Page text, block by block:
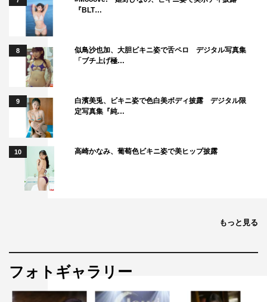
『BLT…
8
似鳥沙也加、大胆ビキニ姿で舌ペロ デジタル写真集
「ブチ上げ極…
9
白濱美兎、ビキニ姿で色白美ボディ披露 デジタル限
定写真集『純…
10 高崎かなみ、葡萄色ビキニ姿で美ヒップ披露
もっと見る
フォトギャラリー